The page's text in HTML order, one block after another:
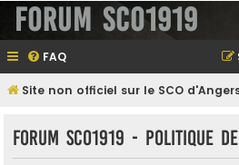
Forum SCO1919
FAQ
Site non officiel sur le SCO
Forum SCO1919 - Politique